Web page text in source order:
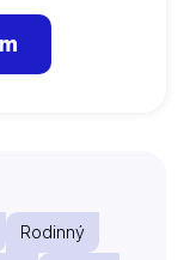
Rodinný